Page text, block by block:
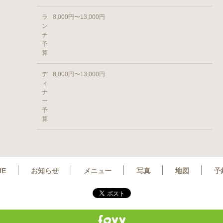
ラ
ン
チ
予
算
8,000円〜13,000円
デ
ィ
ナ
ー
予
算
8,000円〜13,000円
お知らせ メニュー 写真 地図 予